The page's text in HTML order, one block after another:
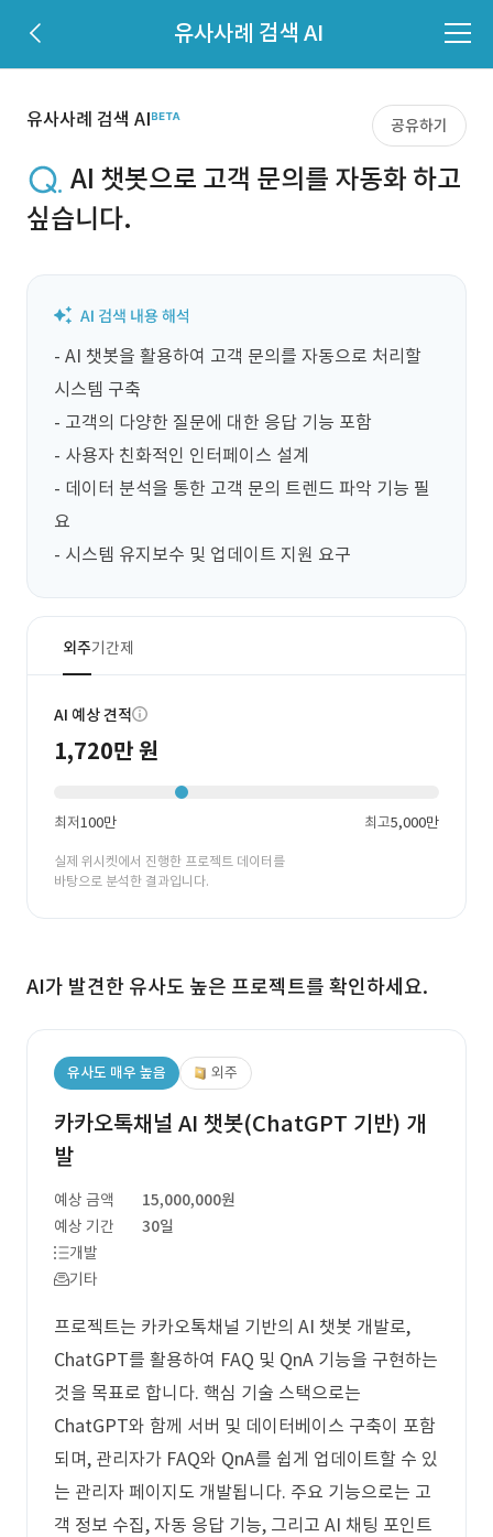
유사사례 검색 AI
유사사례 검색 AI 공유하기
AI 챗봇으로 고객 문의를 자동화 하고
싶습니다.
- AI 챗봇을 활용하여 고객 문의를 자동으로 처리할
시스템 구축
- 고객의 다양한 질문에 대한 응답 기능 포함
- 사용자 친화적인 인터페이스 설계
- 데이터 분석을 통한 고객 문의 트렌드 파악 기능 필
요
- 시스템 유지보수 및 업데이트 지원 요구
외주기간제
AI 예상 견적
1,720만 원
최저100만 최고5,000만
실제 위시켓에서 진행한 프로젝트 데이터를
바탕으로 분석한 결과입니다.
AI가 발견한 유사도 높은 프로젝트를 확인하세요.
유사도 매우 높음 외주
카카오톡채널 AI 챗봇(ChatGPT 기반) 개
발
예상 금액
15,000,000원
예상 기간
30일
개발
기타
프로젝트는 카카오톡채널 기반의 AI 챗봇 개발로,
ChatGPT를 활용하여 FAQ 및 QnA 기능을 구현하는
것을 목표로 합니다. 핵심 기술 스택으로는
ChatGPT와 함께 서버 및 데이터베이스 구축이 포함
되며, 관리자가 FAQ와 QnA를 쉽게 업데이트할 수 있
는 관리자 페이지도 개발됩니다. 주요 기능으로는 고
객 정보 수집, 자동 응답 기능, 그리고 AI 채팅 포인트